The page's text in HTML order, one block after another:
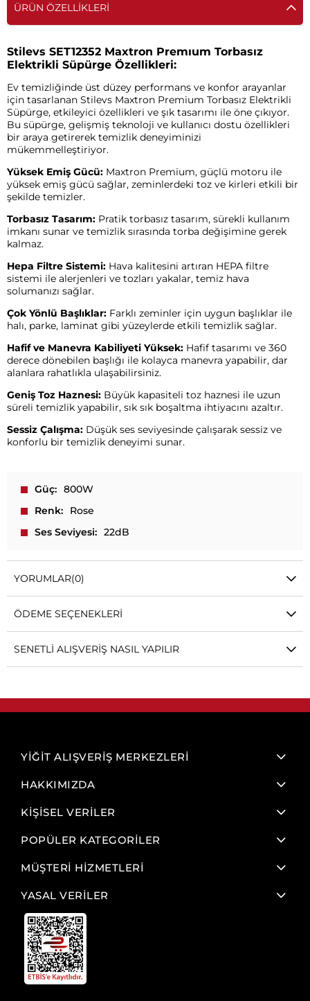
ÜRÜN ÖZELLIKLERI
Stilevs SET12352 Maxtron Premıum Torbasız
Elektrikli Süpürge Özellikleri:
Ev temizliğinde üst düzey performans ve konfor arayanlar
için tasarlanan Stilevs Maxtron Premium Torbasız Elektrikli
Süpürge, etkileyici özellikleri ve şık tasarımı ile öne çıkıyor.
Bu süpürge, gelişmiş teknoloji ve kullanıcı dostu özellikleri
bir araya getirerek temizlik deneyiminizi
mükemmelleştiriyor.
Yüksek Emiş Gücü: Maxtron Premium, güçlü motoru ile
yüksek emiş gücü sağlar, zeminlerdeki toz ve kirleri etkili bir
şekilde temizler.
Torbasız Tasarım: Pratik torbasız tasarım, sürekli kullanım
imkanı sunar ve temizlik sırasında torba değişimine gerek
kalmaz.
Hepa Filtre Sistemi: Hava kalitesini artıran HEPA filtre
sistemi ile alerjenleri ve tozları yakalar, temiz hava
solumanızı sağlar.
Çok Yönlü Başlıklar: Farklı zeminler için uygun başlıklar ile
halı, parke, laminat gibi yüzeylerde etkili temizlik sağlar.
Hafif ve Manevra Kabiliyeti Yüksek: Hafif tasarımı ve 360
derece dönebilen başlığı ile kolayca manevra yapabilir, dar
alanlara rahatlıkla ulaşabilirsiniz.
Geniş Toz Haznesi: Büyük kapasiteli toz haznesi ile uzun
süreli temizlik yapabilir, sık sık boşaltma ihtiyacını azaltır.
Sessiz Çalışma: Düşük ses seviyesinde çalışarak sessiz ve
konforlu bir temizlik deneyimi sunar.
Güç
800W
Renk
Rose
Ses Seviyesi
22dB
YORUMLAR(0)
ÖDEME SEÇENEKLERI
SENETLI ALIŞVERIŞ NASIL YAPILIR
YİĞİT ALIŞVERİŞ MERKEZLERİ
HAKKIMIZDA
KİŞİSEL VERİLER
POPÜLER KATEGORİLER
MÜŞTERİ HİZMETLERİ
YASAL VERİLER